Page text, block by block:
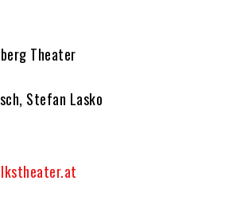
Theater
Stefan Lasko